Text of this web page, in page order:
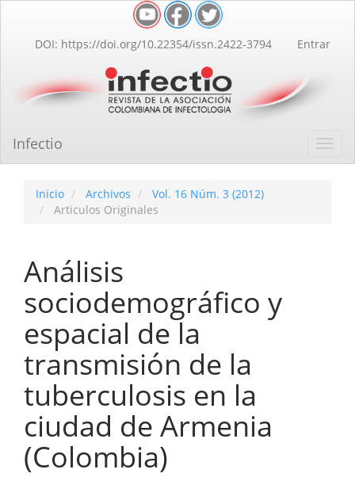
Contenido
principal
lateral
DOI: https://doi.org/10.22354/issn.2422-3794 Entrar
Infectio
Inicio Archivos
Vol. 16 Núm. 3 (2012)
Articulos Originales
Análisis
sociodemográfico y
espacial de la
transmisión de la
tuberculosis en la
ciudad de Armenia
(Colombia)